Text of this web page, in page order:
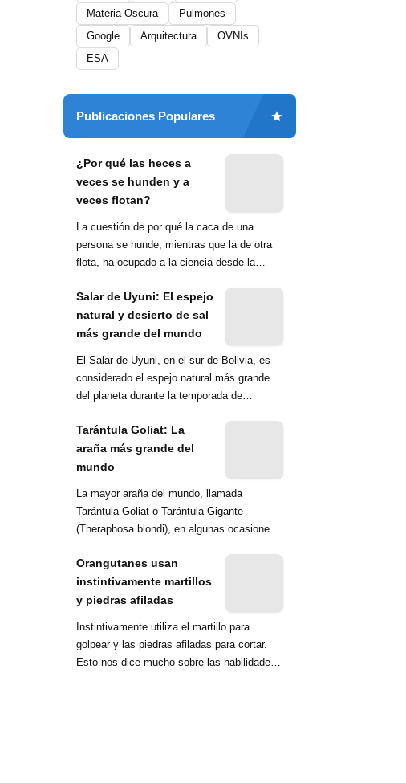
Materia Oscura
Pulmones
Google
Arquitectura
OVNIs
ESA
Publicaciones Populares
¿Por qué las heces a
veces se hunden y a
veces flotan?
La cuestión de por qué la caca de una
persona se hunde, mientras que la de otra
flota, ha ocupado a la ciencia desde la
Salar de Uyuni: El espejo
natural y desierto de sal
más grande del mundo
El Salar de Uyuni, en el sur de Bolivia, es
considerado el espejo natural más grande
del planeta durante la temporada de
Tarántula Goliat: La
araña más grande del
mundo
La mayor araña del mundo, llamada
Tarántula Goliat o Tarántula Gigante
(Theraphosa blondi), en algunas ocasiones
Orangutanes usan
instintivamente martillos
y piedras afiladas
Instintivamente utiliza el martillo para
golpear y las piedras afiladas para cortar.
Esto nos dice mucho sobre las habilidades